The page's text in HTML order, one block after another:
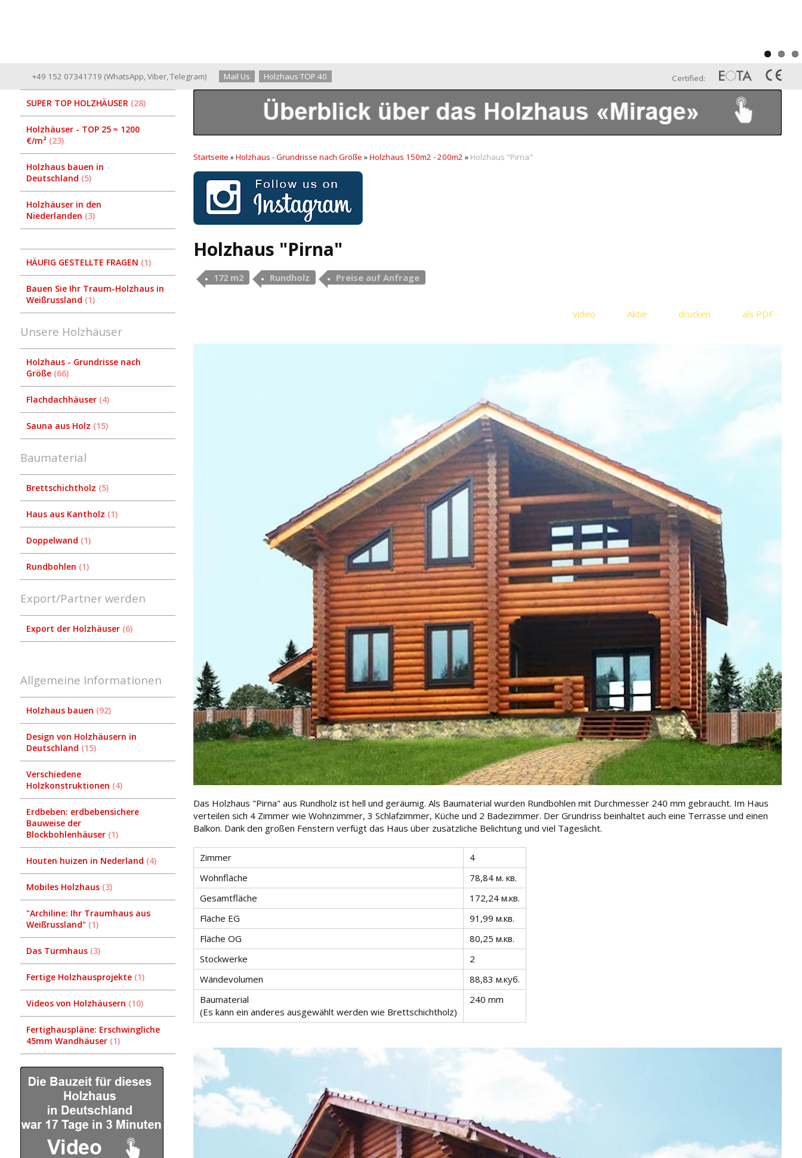
+49 152 07341719 (WhatsApp ,Viber ,Telegram) Mail Us Holzhaus TOP 40 Certified:
SUPER TOP HOLZHÄUSER 28
Holzhäuser - TOP 25 ≈ 1200
€/m² 23
Holzhaus bauen in
Deutschland 5
Holzhäuser in den
Niederlanden 3
HÄUFIG GESTELLTE FRAGEN 1
Bauen Sie Ihr Traum-Holzhaus in
Weißrussland 1
Unsere Holzhäuser
Holzhaus - Grundrisse nach
Größe 66
Flachdachhäuser 4
Sauna aus Holz 15
Baumaterial
Brettschichtholz 5
Haus aus Kantholz 1
Doppelwand 1
Rundbohlen 1
Export/Partner werden
Export der Holzhäuser 6
Allgemeine Informationen
Holzhaus bauen 92
Design von Holzhäusern in
Deutschland 15
Verschiedene
Holzkonstruktionen 4
Erdbeben: erdbebensichere
Bauweise der
Blockbohlenhäuser 1
Houten huizen in Nederland 4
Mobiles Holzhaus 3
"Archiline: Ihr Traumhaus aus
Weißrussland" 1
Das Turmhaus 3
Fertige Holzhausprojekte 1
Videos von Holzhäusern 10
Fertighauspläne: Erschwingliche
45mm Wandhäuser 1
Startseite »Holzhaus - Grundrisse nach Größe »Holzhaus 150m2 - 200m2 » Holzhaus "Pirna"
Holzhaus "Pirna"
172 m2 Rundholz Preise auf Anfrage
video Aktie drucken als PDF
Das Holzhaus "Pirna" aus Rundholz ist hell und geräumig. Als Baumaterial wurden Rundbohlen mit Durchmesser 240 mm gebraucht. Im Haus
verteilen sich 4 Zimmer wie Wohnzimmer, 3 Schlafzimmer, Küche und 2 Badezimmer. Der Grundriss beinhaltet auch eine Terrasse und einen
Balkon. Dank den großen Fenstern verfügt das Haus über zusätzliche Belichtung und viel Tageslicht.
Zimmer
4
Wohnfläche
78,84 м. кв.
Gesamtfläche
172,24 м.кв.
Fläche EG
91,99 м.кв.
Fläche OG
80,25 м.кв.
Stockwerke
2
Wändevolumen
88,83 м.куб.
Baumaterial
(Es kann ein anderes ausgewählt werden wie Brettschichtholz)
240 mm